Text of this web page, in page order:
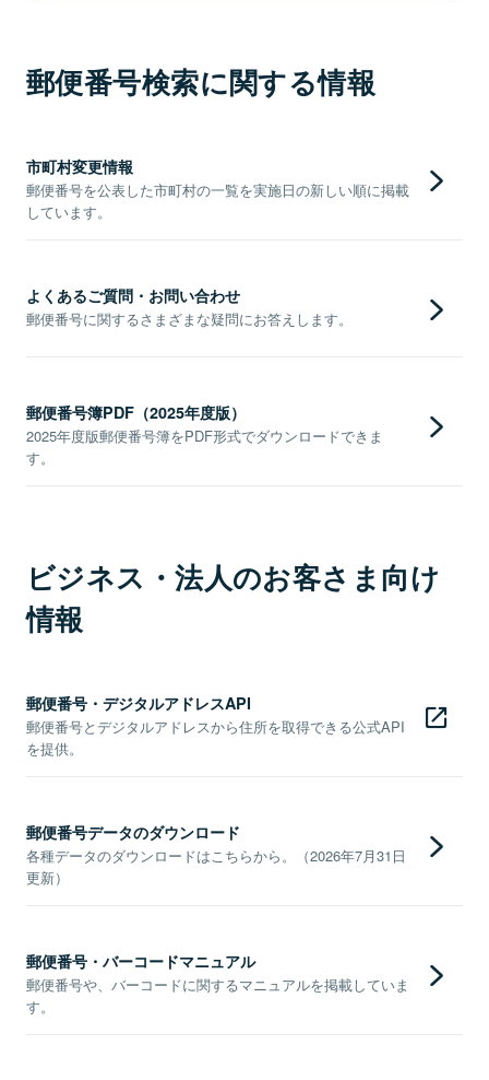
郵便番号検索に関する情報
市町村変更情報
郵便番号を公表した市町村の一覧を実施日の新しい順に掲載
しています。
よくあるご質問・お問い合わせ
郵便番号に関するさまざまな疑問にお答えします。
郵便番号簿PDF（2025年度版）
2025年度版郵便番号簿をPDF形式でダウンロードできま
す。
ビジネス・法人のお客さま向け
情報
郵便番号・デジタルアドレスAPI
郵便番号とデジタルアドレスから住所を取得できる公式API
を提供。
郵便番号データのダウンロード
各種データのダウンロードはこちらから。（2026年7月31日
更新）
郵便番号・バーコードマニュアル
郵便番号や、バーコードに関するマニュアルを掲載していま
す。